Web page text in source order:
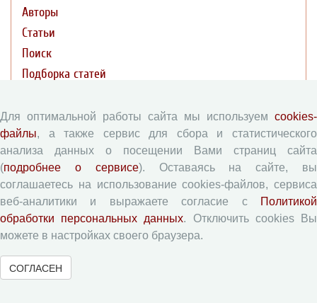
Авторы
Статьи
Поиск
Подборка статей
Авторам
Правила для авторов
Типовой лицензионный договор
Согласие на обработку персональных данных
Авторские права
Приватность
Рецензентам
Для оптимальной работы сайта мы используем cookies-
файлы, а также сервис для сбора и статистического
анализа данных о посещении Вами страниц сайта
(подробнее о сервисе). Оставаясь на сайте, вы
соглашаетесь на использование cookies-файлов, сервиса
веб-аналитики и выражаете согласие с
Политикой
обработки персональных данных. Отключить cookies Вы
можете в настройках своего браузера.
СОГЛАСЕН